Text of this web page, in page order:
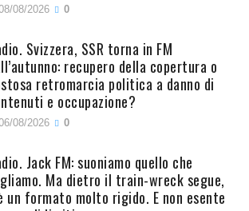
08/2026 0
Svizzera, SSR torna in FM
recupero della copertura o
retromarcia politica a danno di
e occupazione?
08/2026 0
Jack FM: suoniamo quello che
Ma dietro il train-wreck segue,
un formato molto rigido. E non esente